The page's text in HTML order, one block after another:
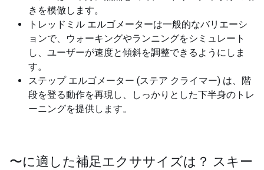
きを模倣します。
トレッドミル エルゴメーターは一般的なバリエーシ
ョンで、ウォーキングやランニングをシミュレート
し、ユーザーが速度と傾斜を調整できるようにしま
す。
ステップ エルゴメーター (ステア クライマー) は、階
段を登る動作を再現し、しっかりとした下半身のトレ
ーニングを提供します。
〜に適した補足エクササイズは？ スキー